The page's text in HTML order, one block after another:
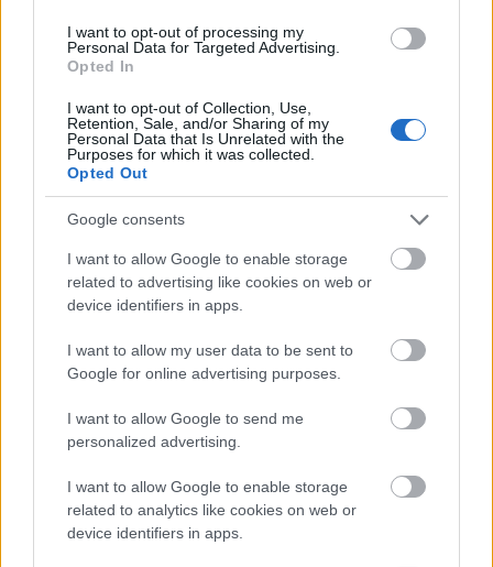
I want to opt-out of processing my
Personal Data for Targeted Advertising.
Opted In
I want to opt-out of Collection, Use,
Retention, Sale, and/or Sharing of my
Personal Data that Is Unrelated with the
Purposes for which it was collected.
Opted Out
Google consents
I want to allow Google to enable storage
related to advertising like cookies on web or
device identifiers in apps.
I want to allow my user data to be sent to
Google for online advertising purposes.
I want to allow Google to send me
personalized advertising.
I want to allow Google to enable storage
related to analytics like cookies on web or
device identifiers in apps.
Ringlósztár
13 éve
@karolinabeszarova:
De NEM érdekel.
bnyuszi
Rudolf Péter:
"Sok csatornánál az a gond, nem tisztítják rendesen,
"Ne a pénzét dobja ki, hanem a felesleges
Na ezért nincs nekem előfizetésem, és nem is lesz
addig, amíg olyan lehetőség nem lesz, hogy csak
azért fizetek amit nézek is!